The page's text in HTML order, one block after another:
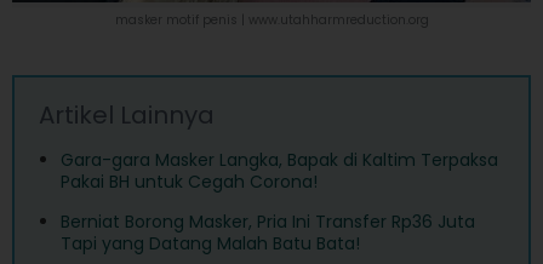
masker motif penis | www.utahharmreduction.org
Artikel Lainnya
Gara-gara Masker Langka, Bapak di Kaltim Terpaksa
Pakai BH untuk Cegah Corona!
Berniat Borong Masker, Pria Ini Transfer Rp36 Juta
Tapi yang Datang Malah Batu Bata!